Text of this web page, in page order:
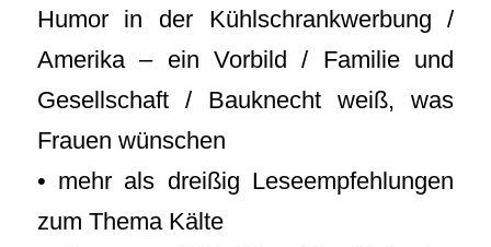
Humor in der Kühlschrankwerbung /
Amerika – ein Vorbild / Familie und
Gesellschaft / Bauknecht weiß, was
Frauen wünschen
• mehr als dreißig Leseempfehlungen
zum Thema Kälte